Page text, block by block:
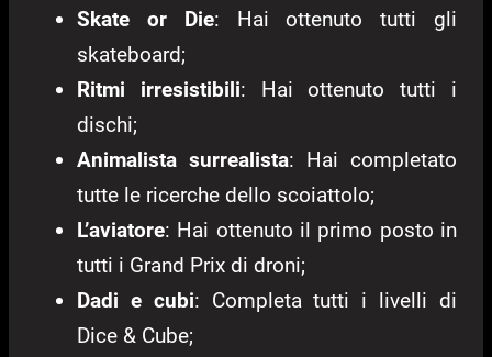
Skate or Die: Hai ottenuto tutti gli
skateboard;
Ritmi irresistibili: Hai ottenuto tutti i
dischi;
Animalista surrealista: Hai completato
tutte le ricerche dello scoiattolo;
L’aviatore: Hai ottenuto il primo posto in
tutti i Grand Prix di droni;
Dadi e cubi: Completa tutti i livelli di
Dice & Cube;